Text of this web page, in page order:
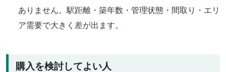
ありません。駅距離・築年数・管理状態・間取り・エリ
ア需要で大きく差が出ます。
購入を検討してよい人